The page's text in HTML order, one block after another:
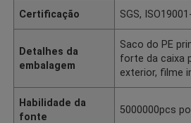
Certificação SGS,
Detalhes da
embalagem
Saco do PE
forte da caixa
exterior, filme
Habilidade da
fonte
5000000pcs